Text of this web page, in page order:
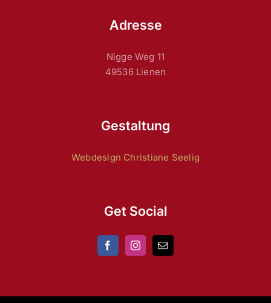
Adresse
Nigge Weg 11
49536 Lienen
Gestaltung
Webdesign Christiane Seelig
Get Social